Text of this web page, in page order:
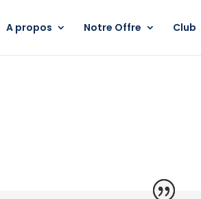
A propos Notre Offre Club